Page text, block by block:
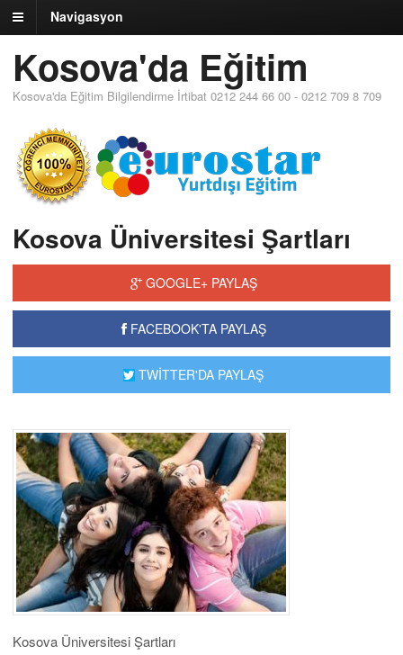
Navigasyon
Kosova'da Eğitim
Kosova'da Eğitim Bilgilendirme İrtibat 0212 244 66 00 - 0212 709 8 709
Kosova Üniversitesi Şartları
GOOGLE+ PAYLAŞ
FACEBOOK'TA PAYLAŞ
TWİTTER'DA PAYLAŞ
Kosova Üniversitesi Şartları